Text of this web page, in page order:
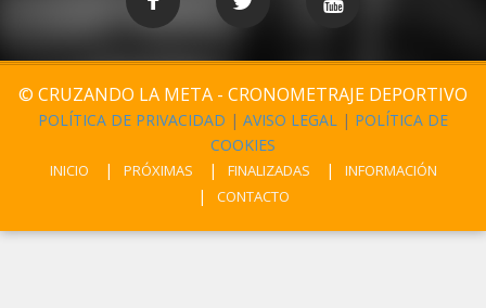
© CRUZANDO LA META - CRONOMETRAJE DEPORTIVO
POLÍTICA DE PRIVACIDAD | AVISO LEGAL | POLÍTICA DE
COOKIES
INICIO PRÓXIMAS FINALIZADAS
INFORMACIÓN
CONTACTO